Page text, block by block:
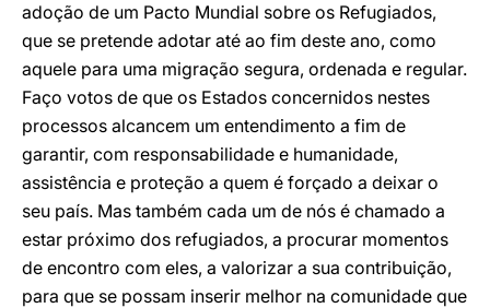
adoção de um Pacto Mundial sobre os Refugiados,
que se pretende adotar até ao fim deste ano, como
aquele para uma migração segura, ordenada e regular.
Faço votos de que os Estados concernidos nestes
processos alcancem um entendimento a fim de
garantir, com responsabilidade e humanidade,
assistência e proteção a quem é forçado a deixar o
seu país. Mas também cada um de nós é chamado a
estar próximo dos refugiados, a procurar momentos
de encontro com eles, a valorizar a sua contribuição,
para que se possam inserir melhor na comunidade que